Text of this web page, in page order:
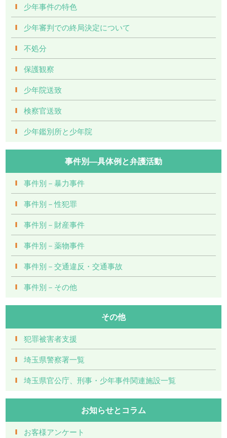
少年事件の特色
少年審判での終局決定について
不処分
保護観察
少年院送致
検察官送致
少年鑑別所と少年院
事件別―具体例と弁護活動
事件別－暴力事件
事件別－性犯罪
事件別－財産事件
事件別－薬物事件
事件別－交通違反・交通事故
事件別－その他
その他
犯罪被害者支援
埼玉県警察署一覧
埼玉県官公庁、刑事・少年事件関連施設一覧
お知らせとコラム
お客様アンケート